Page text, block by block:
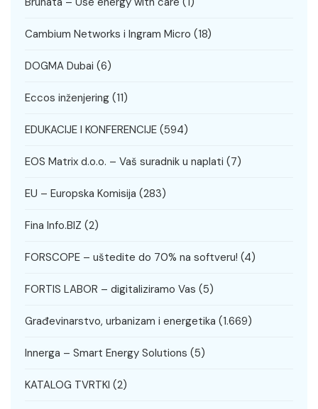
Cambium Networks i Ingram Micro (18)
DOGMA Dubai (6)
Eccos inženjering (11)
EDUKACIJE I KONFERENCIJE (594)
EOS Matrix d.o.o. – Vaš suradnik u naplati (7)
EU – Europska Komisija (283)
Fina Info.BIZ (2)
FORSCOPE – uštedite do 70% na softveru! (4)
FORTIS LABOR – digitaliziramo Vas (5)
Građevinarstvo, urbanizam i energetika (1.669)
Innerga – Smart Energy Solutions (5)
KATALOG TVRTKI (2)